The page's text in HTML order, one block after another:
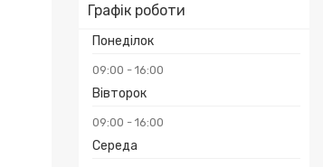
Графік роботи
Понеділок
09:00 16:00
Вівторок
09:00 16:00
Середа